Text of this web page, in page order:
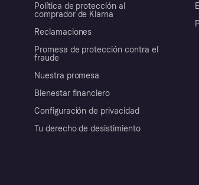
Política de protección al
comprador de Klarna
Reclamaciones
Promesa de protección contra el
fraude
Nuestra promesa
Bienestar financiero
Configuración de privacidad
Tu derecho de desistimiento